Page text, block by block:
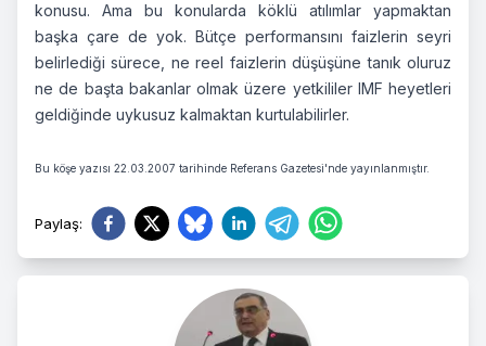
konusu. Ama bu konularda köklü atılımlar yapmaktan
başka çare de yok. Bütçe performansını faizlerin seyri
belirlediği sürece, ne reel faizlerin düşüşüne tanık oluruz
ne de başta bakanlar olmak üzere yetkililer IMF heyetleri
geldiğinde uykusuz kalmaktan kurtulabilirler.
Bu köşe yazısı 22.03.2007 tarihinde Referans Gazetesi'nde yayınlanmıştır.
Paylaş: